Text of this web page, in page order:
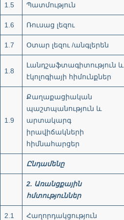
1.5 Պատմություն
1.6 Ռուսաց լեզու
1.7 Օտար լեզու /անգլերեն
1.8
Լանդշաֆտագիտություն և
էկոլոգիայի հիմունքներ
1.9
Քաղաքացիական
պաշտպանություն և
արտակարգ
իրավիճակների
հիմնահարցեր
Ընդամենը
2. Առանցքային
հմտություններ
2.1 Հաղորդակցություն